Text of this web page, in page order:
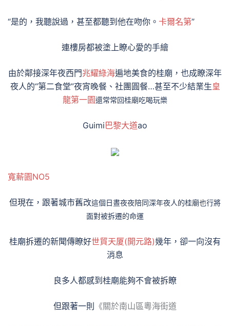
“是的，我聽說過，甚至都聽到他在吻你。 卡爾名第”
連樓房都被塗上瞭心愛的手繪
由於鄰接深年夜西門兆耀綠海遍地美食的桂廟，也成瞭深年
夜人的“第二食堂”夜宵晚餐、社團圓餐…甚至不少結業生皇
龍第一園還常常回桂廟吃喝玩樂
Guimi巴黎大道ao
寬薪園NO5
但現在，跟著城市舊改這個日晝夜夜陪同深年夜人的桂廟也行將
面對被拆遷的命運
桂廟拆遷的新聞傳瞭好世貿天厦(開元路)幾年，卻一向沒有
消息
良多人都感到桂廟能夠不會被拆瞭
但跟著一則 《關於南山區粵海街道